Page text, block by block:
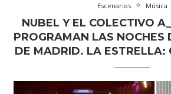
Escenarios Música
NUBEL Y EL COLECTIVO
PROGRAMAN LAS NOCHES
DE MADRID. LA ESTRELLA: